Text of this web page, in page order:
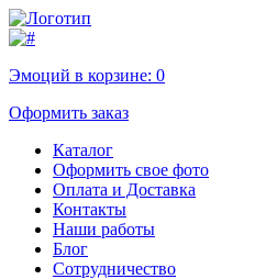
Эмоций в корзине: 0
Оформить заказ
Каталог
Оформить свое фото
Оплата и Доставка
Контакты
Наши работы
Блог
Сотрудничество